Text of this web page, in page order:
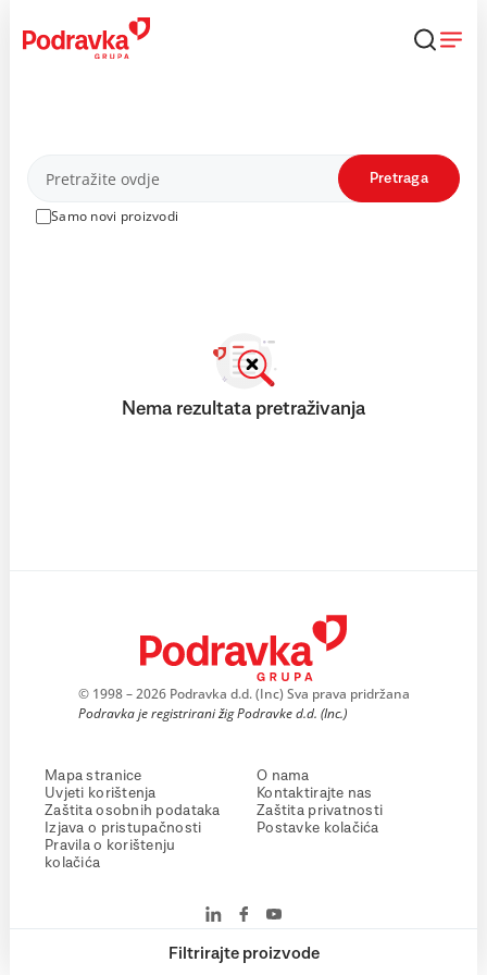
content
Proizvodi
Samo novi proizvodi
Pretraga
Filtrirajte proizvode
Nema rezultata pretraživanja
© 1998 – 2026 Podravka d.d. (Inc) Sva prava pridržana
Podravka je registrirani žig Podravke d.d. (Inc.)
Mapa stranice
Uvjeti korištenja
Zaštita osobnih podataka
Izjava o pristupačnosti
Pravila o korištenju
kolačića
O nama
Kontaktirajte nas
Zaštita privatnosti
Postavke kolačića